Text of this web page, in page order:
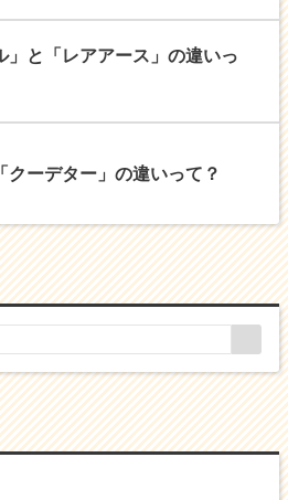
」と「レアアース」の違いっ
クーデター」の違いって？